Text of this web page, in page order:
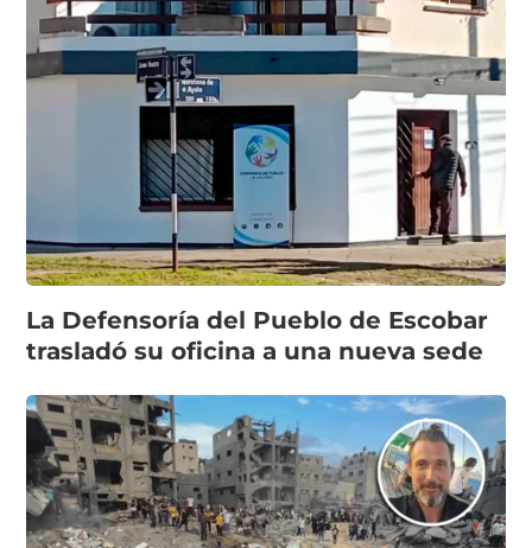
La Defensoría del Pueblo de Escobar
trasladó su oficina a una nueva sede